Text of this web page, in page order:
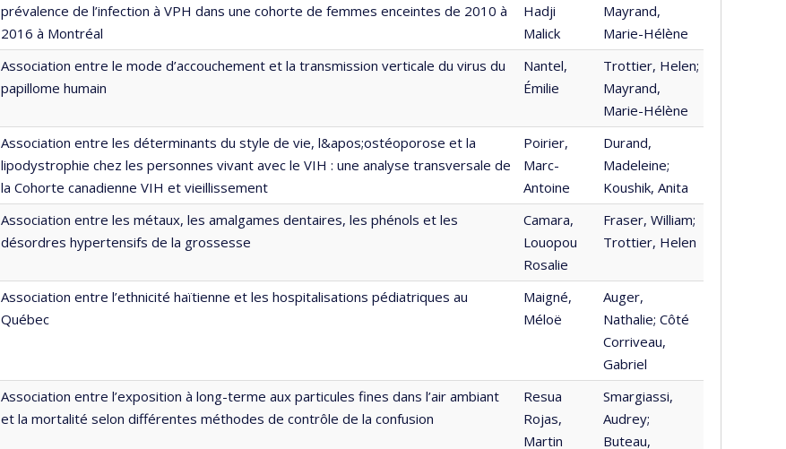
prévalence de l’infection à VPH dans une cohorte de femmes enceintes de 2010 à
2016 à Montréal
Hadji
Malick
Mayrand,
Marie-Hélène
Association entre le mode d’accouchement et la transmission verticale du virus du
papillome humain
Nantel,
Émilie
Trottier, Helen;
Mayrand,
Marie-Hélène
Association entre les déterminants du style de vie, l&apos;ostéoporose et la
lipodystrophie chez les personnes vivant avec le VIH : une analyse transversale de
la Cohorte canadienne VIH et vieillissement
Poirier,
Marc-
Antoine
Durand,
Madeleine;
Koushik, Anita
Association entre les métaux, les amalgames dentaires, les phénols et les
désordres hypertensifs de la grossesse
Camara,
Louopou
Rosalie
Fraser, William;
Trottier, Helen
Association entre l’ethnicité haïtienne et les hospitalisations pédiatriques au
Québec
Maigné,
Méloë
Auger,
Nathalie; Côté
Corriveau,
Gabriel
Association entre l’exposition à long-terme aux particules fines dans l’air ambiant
et la mortalité selon différentes méthodes de contrôle de la confusion
Resua
Rojas,
Martin
Smargiassi,
Audrey;
Buteau,